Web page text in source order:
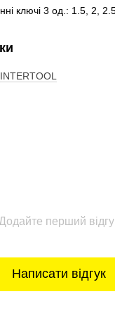
ключі 3 од.: 1.5, 2,
INTERTOOL
Додайте перший
Написати відгук